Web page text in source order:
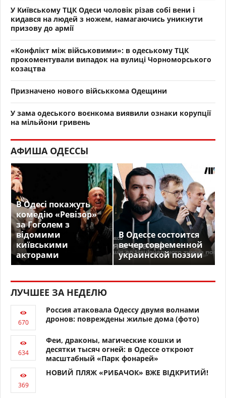
У Київському ТЦК Одеси чоловік різав собі вени і
кидався на людей з ножем, намагаючись уникнути
призову до армії
«Конфлікт між військовими»: в одеському ТЦК
прокоментували випадок на вулиці Чорноморського
козацтва
Призначено нового військкома Одещини
У зама одеського воєнкома виявили ознаки корупції
на мільйони гривень
АФИША ОДЕССЫ
В Одесі покажуть
комедію «Ревізор»
за Гоголем з
відомими
київськими
акторами
В Одессе состоится
вечер современной
украинской поэзии
ЛУЧШЕЕ ЗА НЕДЕЛЮ
Россия атаковала Одессу двумя волнами
дронов: повреждены жилые дома (фото)
Феи, драконы, магические кошки и
десятки тысяч огней: в Одессе откроют
масштабный «Парк фонарей»
НОВИЙ ПЛЯЖ «РИБАЧОК» ВЖЕ ВІДКРИТИЙ!